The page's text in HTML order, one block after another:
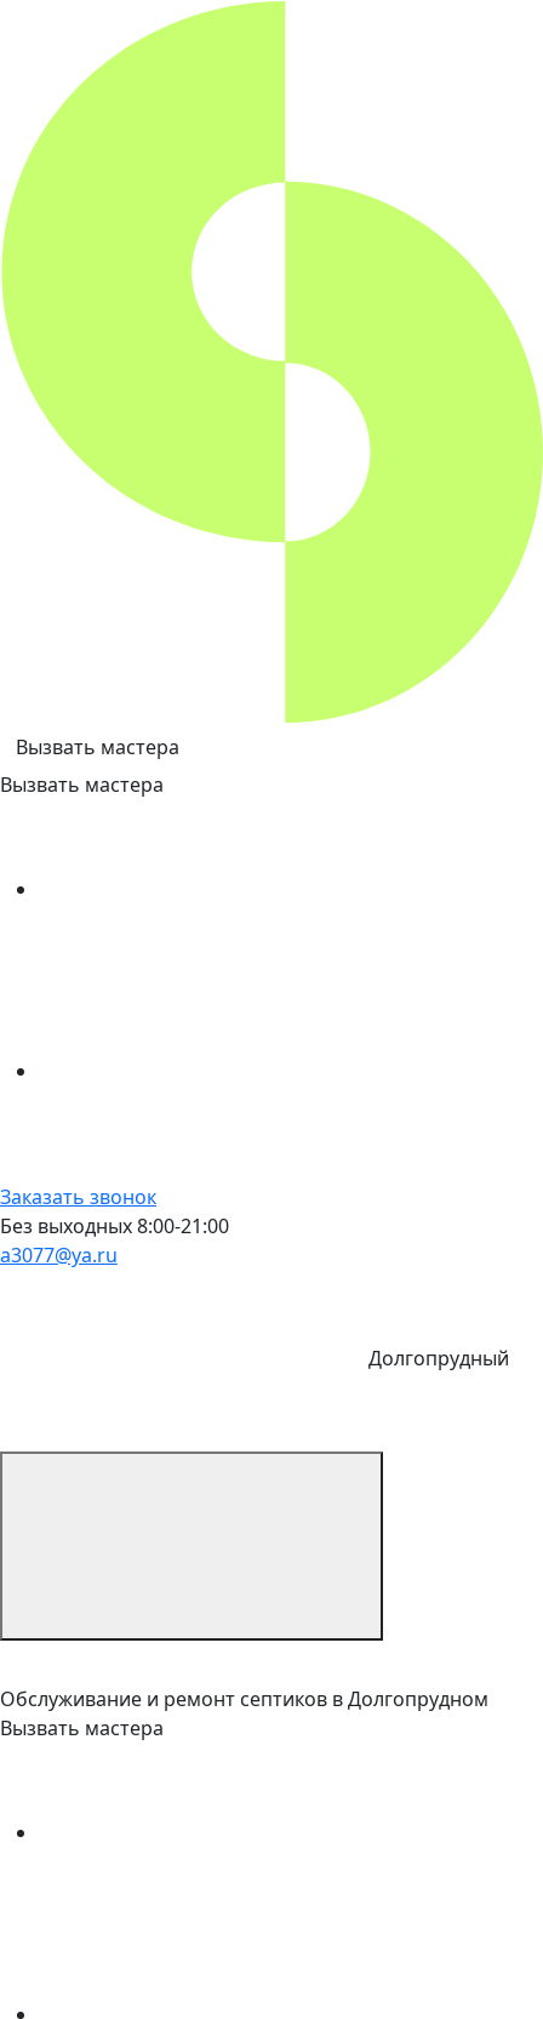
Вызвать мастера
Вызвать мастера
Заказать звонок
Без выходных 8:00-21:00
a3077@ya.ru
Долгопрудный
Обслуживание и ремонт септиков в Долгопрудном
Вызвать мастера